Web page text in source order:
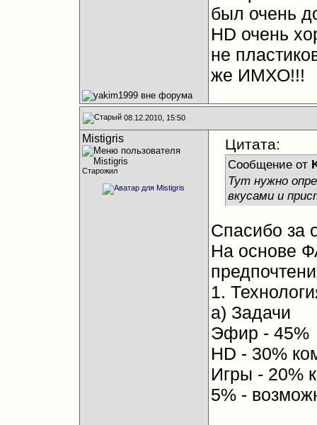
был очень
HD очень
не
же ИМХО!!!
08.12.2010, 15:50
Mistigris
Старожил
Цитата:
Сообщение от
Тут нужно
вкусами и
Спасибо за
На основе
1.
а) Задачи
Эфир - 45%
HD - 30%
Игры - 20%
5% -